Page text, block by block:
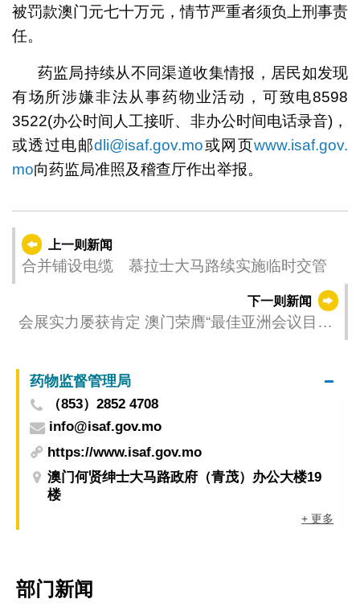
被罚款澳门元七十万元，情节严重者须负上刑事责
任。
药监局持续从不同渠道收集情报，居民如发现
有场所涉嫌非法从事药物业活动，可致电8598
3522(办公时间人工接听、非办公时间电话录音)，
或透过电邮dli@isaf.gov.mo或网页www.isaf.gov.
mo向药监局准照及稽查厅作出举报。
上一则新闻
合并铺设电缆 慕拉士大马路续实施临时交管
下一则新闻
会展实力屡获肯定 澳门荣膺“最佳亚洲会议目的
药物监督管理局
（853）2852 4708
info@isaf.gov.mo
https://www.isaf.gov.mo
澳门何贤绅士大马路政府（青茂）办公大楼19
楼
+ 更多
部门新闻